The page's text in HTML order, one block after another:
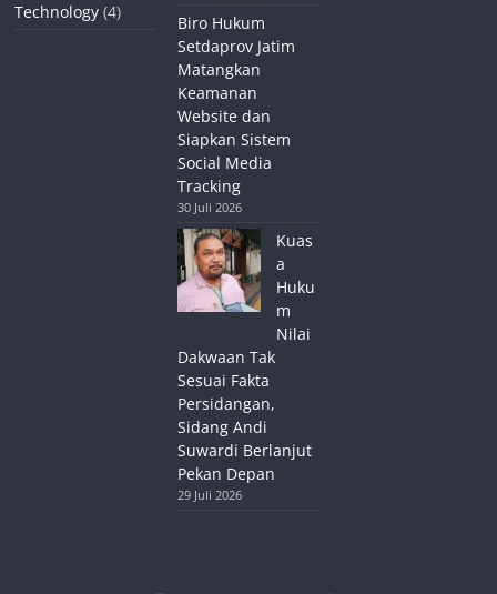
Technology (4)
Biro Hukum
Setdaprov Jatim
Matangkan
Keamanan
Website dan
Siapkan Sistem
Social Media
Tracking
30 Juli 2026
Kuas
a
Huku
m
Nilai
Dakwaan Tak
Sesuai Fakta
Persidangan,
Sidang Andi
Suwardi Berlanjut
Pekan Depan
29 Juli 2026